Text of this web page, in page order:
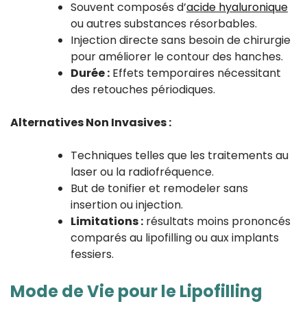
Souvent composés d’acide hyaluronique
ou autres substances résorbables.
Injection directe sans besoin de chirurgie
pour améliorer le contour des hanches.
Durée : Effets temporaires nécessitant
des retouches périodiques.
Alternatives Non Invasives :
Techniques telles que les traitements au
laser ou la radiofréquence.
But de tonifier et remodeler sans
insertion ou injection.
Limitations : résultats moins prononcés
comparés au lipofilling ou aux implants
fessiers.
Mode de Vie pour le Lipofilling